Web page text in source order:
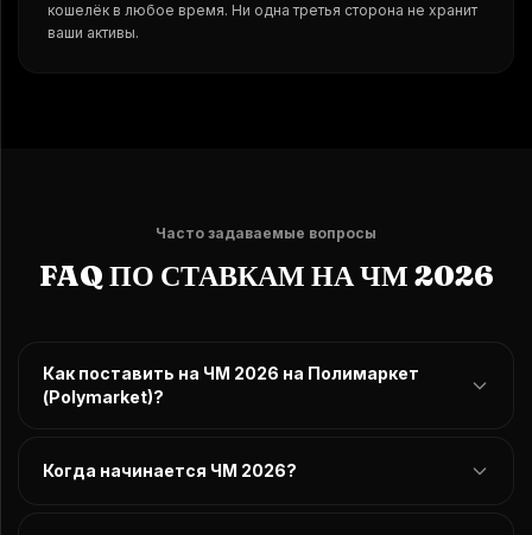
кошелёк в любое время. Ни одна третья сторона не хранит
ваши активы.
Часто задаваемые вопросы
FAQ ПО СТАВКАМ НА ЧМ 2026
Как поставить на ЧМ 2026 на Полимаркет
(Polymarket)?
Когда начинается ЧМ 2026?